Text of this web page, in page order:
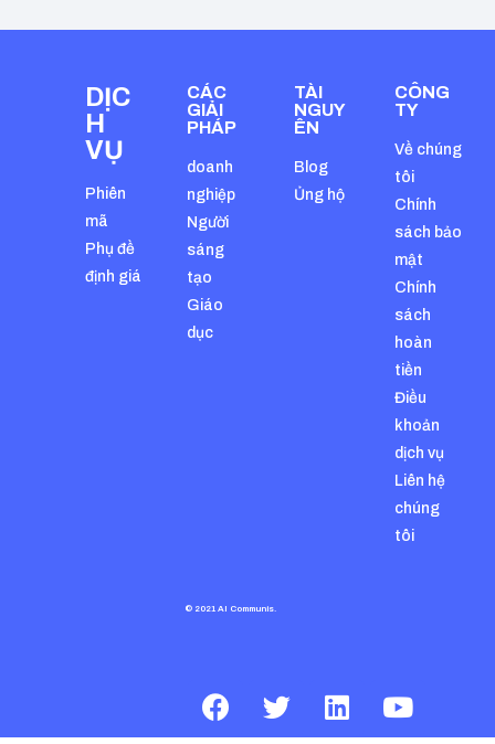
DỊC
H
VỤ
Phiên
mã
Phụ đề
định giá
CÁC
GIẢI
PHÁP
doanh
nghiệp
Người
sáng
tạo
Giáo
dục
TÀI
NGUY
ÊN
Blog
Ủng hộ
CÔNG
TY
Về chúng
tôi
Chính
sách bảo
mật
Chính
sách
hoàn
tiền
Điều
khoản
dịch vụ
Liên hệ
chúng
tôi
© 2021 AI Communis.